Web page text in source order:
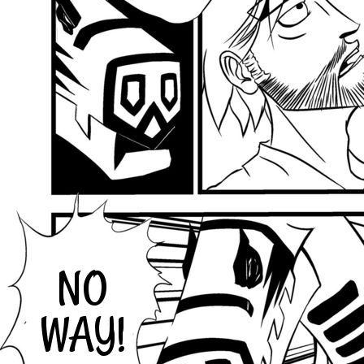
NO
WAY!